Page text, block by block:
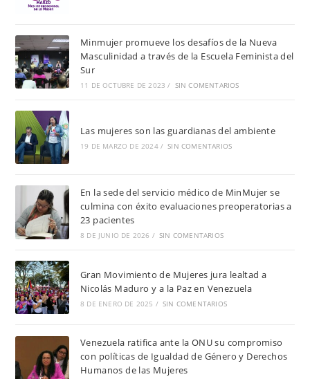
Minmujer promueve los desafíos de la Nueva
Masculinidad a través de la Escuela Feminista del
Sur
11 DE OCTUBRE DE 2023 / SIN COMENTARIOS
Las mujeres son las guardianas del ambiente
19 DE MARZO DE 2024 / SIN COMENTARIOS
En la sede del servicio médico de MinMujer se
culmina con éxito evaluaciones preoperatorias a
23 pacientes
8 DE JUNIO DE 2026 / SIN COMENTARIOS
Gran Movimiento de Mujeres jura lealtad a
Nicolás Maduro y a la Paz en Venezuela
8 DE ENERO DE 2025 / SIN COMENTARIOS
Venezuela ratifica ante la ONU su compromiso
con políticas de Igualdad de Género y Derechos
Humanos de las Mujeres